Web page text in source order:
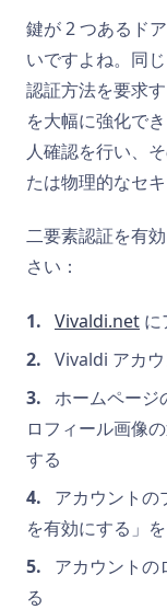
鍵が 2 つあるド
いですよね。同
認証方法を要求
を大幅に強化で
人確認を行い、
たは物理的なセ
二要素認証を有
さい：
Vivaldi.net に
Vivaldi アカ
ホームページ
ロフィール画像
する
アカウントの
を有効にする」
アカウントの
る